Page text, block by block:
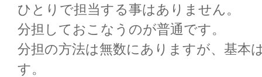
ひとりで担当する事はありません。
分担しておこなうのが普通です。
分担の方法は無数にありますが、基本
す。